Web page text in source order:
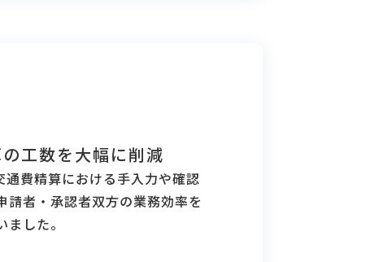
工数を大幅に削減
費精算における手入力や確認
請者・承認者双方の業務効率を
した。